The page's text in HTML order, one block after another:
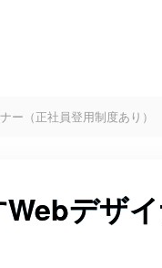
ー（正社員登用制度あり）
デザ